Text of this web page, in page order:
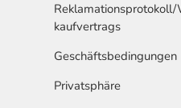
kaufvertrags
Geschäftsbedingungen
Privatsphäre